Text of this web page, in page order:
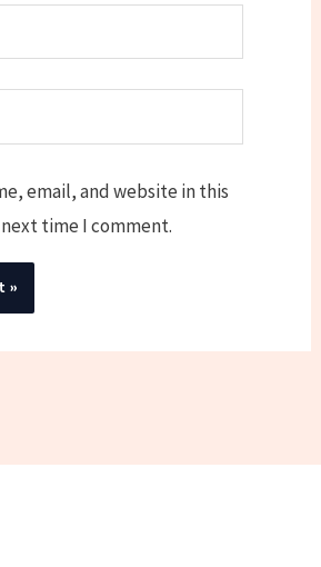
email, and website in this
time I comment.